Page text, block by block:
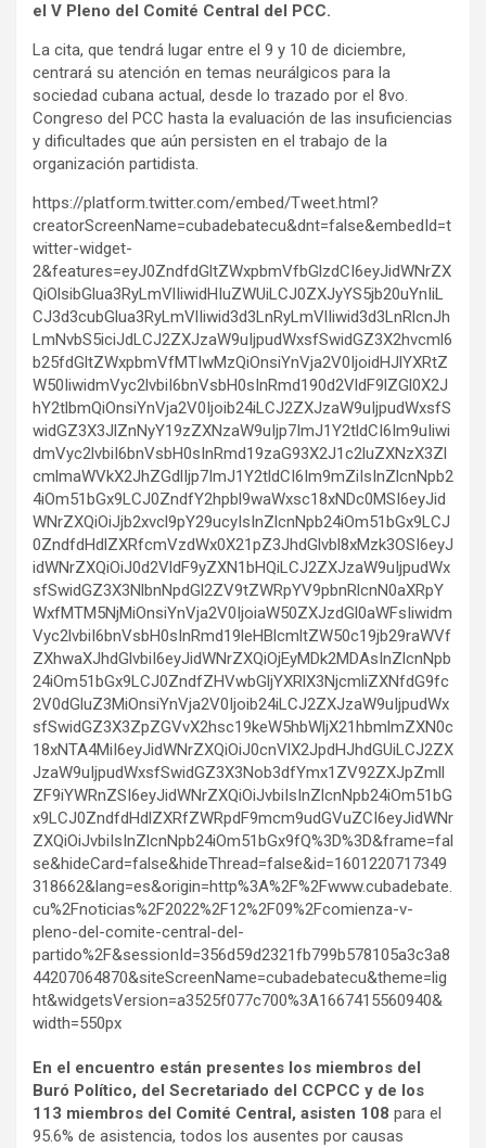
el V Pleno del Comité Central del PCC.
La cita, que tendrá lugar entre el 9 y 10 de diciembre,
centrará su atención en temas neurálgicos para la
sociedad cubana actual, desde lo trazado por el 8vo.
Congreso del PCC hasta la evaluación de las insuficiencias
y dificultades que aún persisten en el trabajo de la
organización partidista.
https://platform.twitter.com/embed/Tweet.html?
creatorScreenName=cubadebatecu&dnt=false&embedId=t
witter-widget-
2&features=eyJ0ZndfdGltZWxpbmVfbGlzdCI6eyJidWNrZX
QiOlsibGlua3RyLmVlIiwidHIuZWUiLCJ0ZXJyYS5jb20uYnIiL
CJ3d3cubGlua3RyLmVlIiwid3d3LnRyLmVlIiwid3d3LnRlcnJh
LmNvbS5iciJdLCJ2ZXJzaW9uIjpudWxsfSwidGZ3X2hvcml6
b25fdGltZWxpbmVfMTIwMzQiOnsiYnVja2V0IjoidHJlYXRtZ
W50IiwidmVyc2lvbiI6bnVsbH0sInRmd190d2VldF9lZGl0X2J
hY2tlbmQiOnsiYnVja2V0Ijoib24iLCJ2ZXJzaW9uIjpudWxsfS
widGZ3X3JlZnNyY19zZXNzaW9uIjp7ImJ1Y2tldCI6Im9uIiwi
dmVyc2lvbiI6bnVsbH0sInRmd19zaG93X2J1c2luZXNzX3Zl
cmlmaWVkX2JhZGdlIjp7ImJ1Y2tldCI6Im9mZiIsInZlcnNpb2
4iOm51bGx9LCJ0ZndfY2hpbl9waWxsc18xNDc0MSI6eyJid
WNrZXQiOiJjb2xvcl9pY29ucyIsInZlcnNpb24iOm51bGx9LCJ
0ZndfdHdlZXRfcmVzdWx0X21pZ3JhdGlvbl8xMzk3OSI6eyJ
idWNrZXQiOiJ0d2VldF9yZXN1bHQiLCJ2ZXJzaW9uIjpudWx
sfSwidGZ3X3NlbnNpdGl2ZV9tZWRpYV9pbnRlcnN0aXRpY
WxfMTM5NjMiOnsiYnVja2V0IjoiaW50ZXJzdGl0aWFsIiwidm
Vyc2lvbiI6bnVsbH0sInRmd19leHBlcmltZW50c19jb29raWVf
ZXhwaXJhdGlvbiI6eyJidWNrZXQiOjEyMDk2MDAsInZlcnNpb
24iOm51bGx9LCJ0ZndfZHVwbGljYXRlX3NjcmliZXNfdG9fc
2V0dGluZ3MiOnsiYnVja2V0Ijoib24iLCJ2ZXJzaW9uIjpudWx
sfSwidGZ3X3ZpZGVvX2hsc19keW5hbWljX21hbmlmZXN0c
18xNTA4MiI6eyJidWNrZXQiOiJ0cnVlX2JpdHJhdGUiLCJ2ZX
JzaW9uIjpudWxsfSwidGZ3X3Nob3dfYmx1ZV92ZXJpZmll
ZF9iYWRnZSI6eyJidWNrZXQiOiJvbiIsInZlcnNpb24iOm51bG
x9LCJ0ZndfdHdlZXRfZWRpdF9mcm9udGVuZCI6eyJidWNr
ZXQiOiJvbiIsInZlcnNpb24iOm51bGx9fQ%3D%3D&frame=fal
se&hideCard=false&hideThread=false&id=1601220717349
318662&lang=es&origin=http%3A%2F%2Fwww.cubadebate.
cu%2Fnoticias%2F2022%2F12%2F09%2Fcomienza-v-
pleno-del-comite-central-del-
partido%2F&sessionId=356d59d2321fb799b578105a3c3a8
44207064870&siteScreenName=cubadebatecu&theme=lig
ht&widgetsVersion=a3525f077c700%3A1667415560940&
width=550px
En el encuentro están presentes los miembros del
Buró Político, del Secretariado del CCPCC y de los
113 miembros del Comité Central, asisten 108 para el
95.6% de asistencia, todos los ausentes por causas